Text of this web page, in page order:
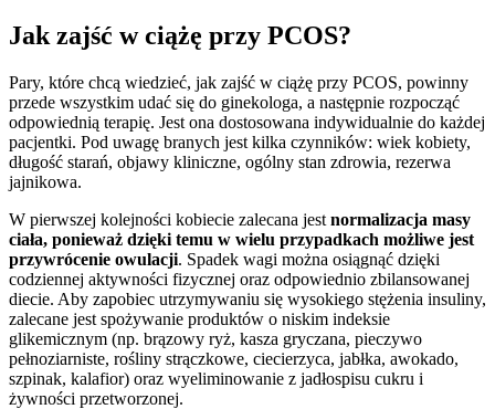
Jak zajść w ciążę przy PCOS?
Pary, które chcą wiedzieć, jak zajść w ciążę przy PCOS, powinny
przede wszystkim udać się do ginekologa, a następnie rozpocząć
odpowiednią terapię. Jest ona dostosowana indywidualnie do każdej
pacjentki. Pod uwagę branych jest kilka czynników: wiek kobiety,
długość starań, objawy kliniczne, ogólny stan zdrowia, rezerwa
jajnikowa.
W pierwszej kolejności kobiecie zalecana jest normalizacja masy
ciała, ponieważ dzięki temu w wielu przypadkach możliwe jest
przywrócenie owulacji. Spadek wagi można osiągnąć dzięki
codziennej aktywności fizycznej oraz odpowiednio zbilansowanej
diecie. Aby zapobiec utrzymywaniu się wysokiego stężenia insuliny,
zalecane jest spożywanie produktów o niskim indeksie
glikemicznym (np. brązowy ryż, kasza gryczana, pieczywo
pełnoziarniste, rośliny strączkowe, ciecierzyca, jabłka, awokado,
szpinak, kalafior) oraz wyeliminowanie z jadłospisu cukru i
żywności przetworzonej.